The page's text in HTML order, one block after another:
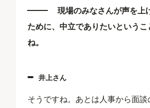
現場のみなさんが声を上
ために、中立でありたいという
ね。
井上さん
そうですね。あとは人事から面